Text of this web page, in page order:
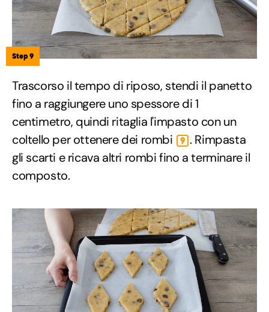
Step 9
Trascorso il tempo di riposo, stendi il panetto
fino a raggiungere uno spessore di 1
centimetro, quindi ritaglia l'impasto con un
coltello per ottenere dei rombi
9 . Rimpasta
gli scarti e ricava altri rombi fino a terminare il
composto.